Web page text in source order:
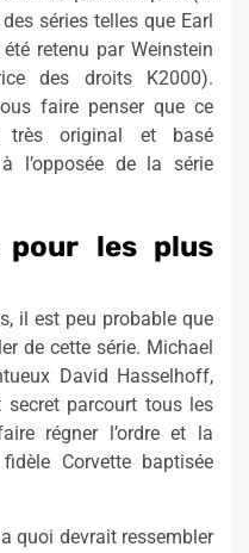
séries telles que Earl
retenu par Weinstein
des droits K2000).
faire penser que ce
très original et basé
l’opposée de la série
les plus
il est peu probable que
de cette série. Michael
David Hasselhoff,
secret parcourt tous les
régner l’ordre et la
Corvette baptisée
quoi devrait ressembler